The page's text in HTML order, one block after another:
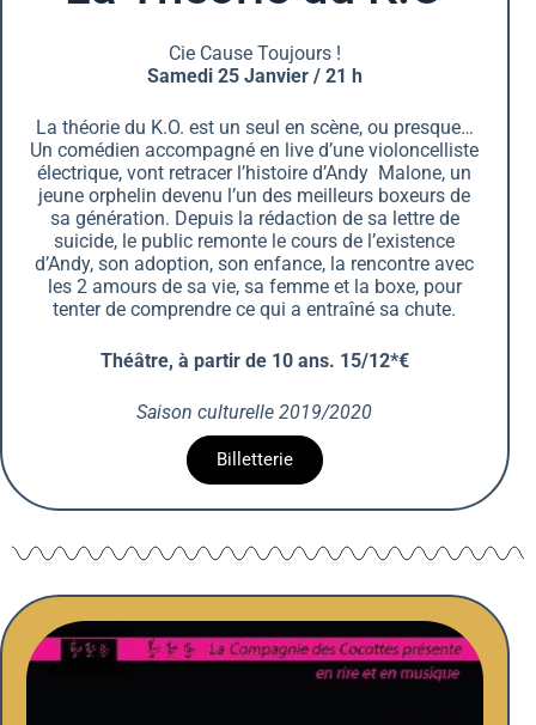
Cie Cause Toujours !
Samedi 25 Janvier / 21 h
La théorie du K.O. est un seul en scène, ou presque…
Un comédien accompagné en live d’une violoncelliste
électrique, vont retracer l’histoire d’Andy Malone, un
jeune orphelin devenu l’un des meilleurs boxeurs de
sa génération. Depuis la rédaction de sa lettre de
suicide, le public remonte le cours de l’existence
d’Andy, son adoption, son enfance, la rencontre avec
les 2 amours de sa vie, sa femme et la boxe, pour
tenter de comprendre ce qui a entraîné sa chute.
Théâtre, à partir de 10 ans. 15/12*€
Saison culturelle 2019/2020
Billetterie